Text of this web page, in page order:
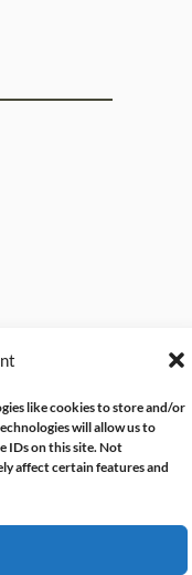
like cookies to store and/or
will allow us to
IDs on this site. Not
affect certain features and
I.T. SOLUTIONS &